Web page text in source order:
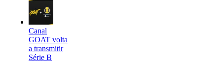
Canal
GOAT volta
a transmitir
Série B